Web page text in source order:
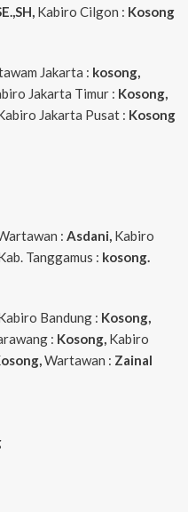
Kabiro Cilgon : Kosong
Jakarta : kosong,
Jakarta Timur : Kosong,
Jakarta Pusat : Kosong
: Asdani, Kabiro
Tanggamus : kosong.
Bandung : Kosong,
: Kosong,Kabiro
Wartawan : Zainal